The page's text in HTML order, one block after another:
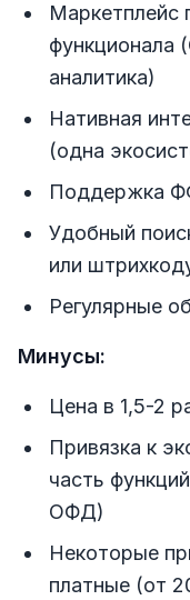
Маркетплейс
функционала
аналитика)
Нативная
(одна
Поддержка
Удобный
или
Регулярные
Минусы:
Цена в 1,5-2
Привязка к
часть
ОФД)
Некоторые
платные (от